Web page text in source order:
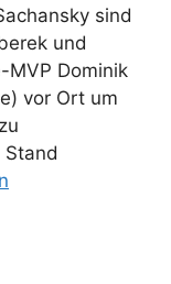
sind
und
MVP Dominik
vor Ort um